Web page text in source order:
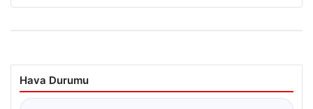
Hava Durumu